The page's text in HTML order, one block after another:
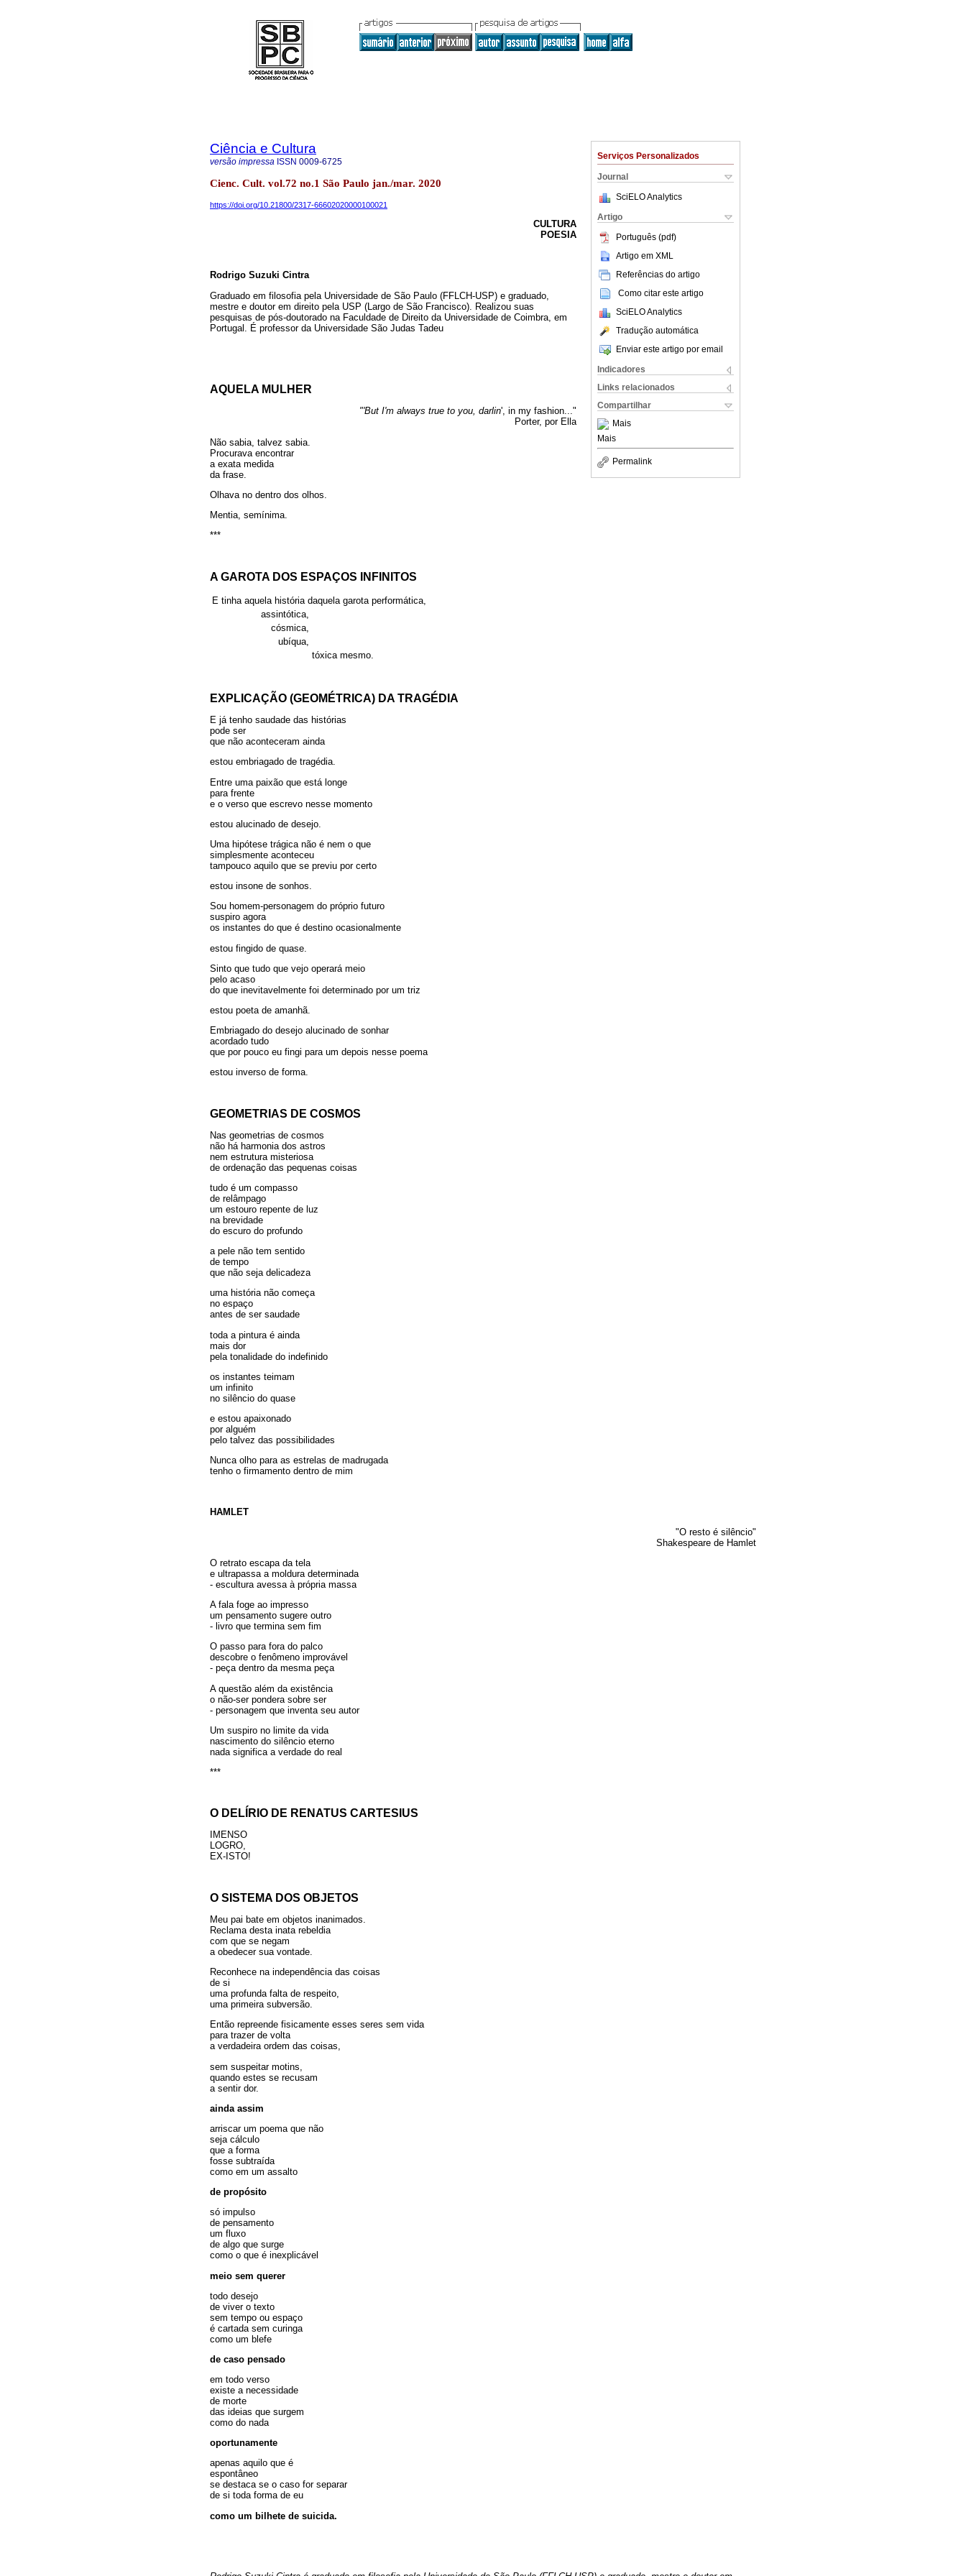
Serviços Personalizados
Journal
SciELO Analytics
Artigo
Português (pdf)
Artigo em XML
Referências do artigo
Como citar este artigo
SciELO Analytics
Tradução automática
Enviar este artigo por email
Indicadores
Links relacionados
Compartilhar
Mais
Mais
Permalink
Ciência e Cultura
versão impressa ISSN 0009-6725
Cienc. Cult. vol.72 no.1 São Paulo jan./mar. 2020
https://doi.org/10.21800/2317-66602020000100021
CULTURA
POESIA
Rodrigo Suzuki Cintra
Graduado em filosofia pela Universidade de São Paulo (FFLCH-USP) e graduado,
mestre e doutor em direito pela USP (Largo de São Francisco). Realizou suas
pesquisas de pós-doutorado na Faculdade de Direito da Universidade de Coimbra, em
Portugal. É professor da Universidade São Judas Tadeu
AQUELA MULHER
"'But I'm always true to you, darlin', in my fashion..."
Porter, por Ella
Não sabia, talvez sabia.
Procurava encontrar
a exata medida
da frase.
Olhava no dentro dos olhos.
Mentia, semínima.
***
A GAROTA DOS ESPAÇOS INFINITOS
E tinha aquela história daquela garota performática,
assintótica,
cósmica,
ubíqua,
tóxica mesmo.
EXPLICAÇÃO (GEOMÉTRICA) DA TRAGÉDIA
E já tenho saudade das histórias
pode ser
que não aconteceram ainda
estou embriagado de tragédia.
Entre uma paixão que está longe
para frente
e o verso que escrevo nesse momento
estou alucinado de desejo.
Uma hipótese trágica não é nem o que
simplesmente aconteceu
tampouco aquilo que se previu por certo
estou insone de sonhos.
Sou homem-personagem do próprio futuro
suspiro agora
os instantes do que é destino ocasionalmente
estou fingido de quase.
Sinto que tudo que vejo operará meio
pelo acaso
do que inevitavelmente foi determinado por um triz
estou poeta de amanhã.
Embriagado do desejo alucinado de sonhar
acordado tudo
que por pouco eu fingi para um depois nesse poema
estou inverso de forma.
GEOMETRIAS DE COSMOS
Nas geometrias de cosmos
não há harmonia dos astros
nem estrutura misteriosa
de ordenação das pequenas coisas
tudo é um compasso
de relâmpago
um estouro repente de luz
na brevidade
do escuro do profundo
a pele não tem sentido
de tempo
que não seja delicadeza
uma história não começa
no espaço
antes de ser saudade
toda a pintura é ainda
mais dor
pela tonalidade do indefinido
os instantes teimam
um infinito
no silêncio do quase
e estou apaixonado
por alguém
pelo talvez das possibilidades
Nunca olho para as estrelas de madrugada
tenho o firmamento dentro de mim
HAMLET
"O resto é silêncio"
Shakespeare de Hamlet
O retrato escapa da tela
e ultrapassa a moldura determinada
- escultura avessa à própria massa
A fala foge ao impresso
um pensamento sugere outro
- livro que termina sem fim
O passo para fora do palco
descobre o fenômeno improvável
- peça dentro da mesma peça
A questão além da existência
o não-ser pondera sobre ser
- personagem que inventa seu autor
Um suspiro no limite da vida
nascimento do silêncio eterno
nada significa a verdade do real
***
O DELÍRIO DE RENATUS CARTESIUS
IMENSO
LOGRO,
EX-ISTO!
O SISTEMA DOS OBJETOS
Meu pai bate em objetos inanimados.
Reclama desta inata rebeldia
com que se negam
a obedecer sua vontade.
Reconhece na independência das coisas
de si
uma profunda falta de respeito,
uma primeira subversão.
Então repreende fisicamente esses seres sem vida
para trazer de volta
a verdadeira ordem das coisas,
sem suspeitar motins,
quando estes se recusam
a sentir dor.
ainda assim
arriscar um poema que não
seja cálculo
que a forma
fosse subtraída
como em um assalto
de propósito
só impulso
de pensamento
um fluxo
de algo que surge
como o que é inexplicável
meio sem querer
todo desejo
de viver o texto
sem tempo ou espaço
é cartada sem curinga
como um blefe
de caso pensado
em todo verso
existe a necessidade
de morte
das ideias que surgem
como do nada
oportunamente
apenas aquilo que é
espontâneo
se destaca se o caso for separar
de si toda forma de eu
como um bilhete de suicida.